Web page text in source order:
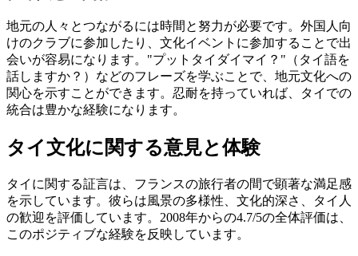
地元の人々とつながるには時間と努力が必要です。外国人向
けのクラブに参加したり、文化イベントに参加することで出
会いが容易になります。"プットタイダイマイ？"（タイ語を
話しますか？）などのフレーズを学ぶことで、地元文化への
関心を示すことができます。忍耐を持っていれば、タイでの
統合は豊かな経験になります。
タイ文化に関する意見と体験
タイに関する証言は、フランスの旅行者の間で顕著な満足感
を示しています。彼らは風景の多様性、文化的深さ、タイ人
の歓迎を評価しています。2008年からの4.7/5の全体評価は、
このポジティブな経験を反映しています。